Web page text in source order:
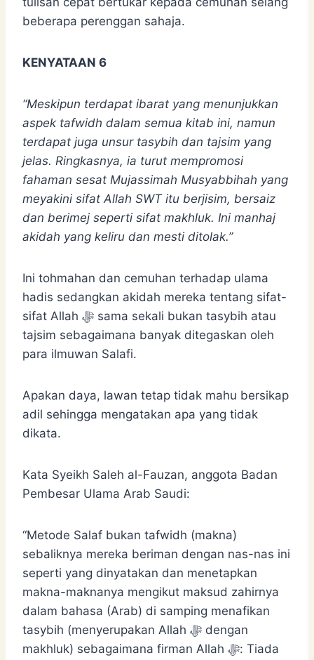
beberapa perenggan sahaja.
KENYATAAN 6
“Meskipun terdapat ibarat yang menunjukkan
aspek tafwidh dalam semua kitab ini, namun
terdapat juga unsur tasybih dan tajsim yang
jelas. Ringkasnya, ia turut mempromosi
fahaman sesat Mujassimah Musyabbihah yang
meyakini sifat Allah SWT itu berjisim, bersaiz
dan berimej seperti sifat makhluk. Ini manhaj
akidah yang keliru dan mesti ditolak.”
Ini tohmahan dan cemuhan terhadap ulama
hadis sedangkan akidah mereka tentang sifat-
sifat Allah ﷻ sama sekali bukan tasybih atau
tajsim sebagaimana banyak ditegaskan oleh
para ilmuwan Salafi.
Apakan daya, lawan tetap tidak mahu bersikap
adil sehingga mengatakan apa yang tidak
dikata.
Kata Syeikh Saleh al-Fauzan, anggota Badan
Pembesar Ulama Arab Saudi:
“Metode Salaf bukan tafwidh (makna)
sebaliknya mereka beriman dengan nas-nas ini
seperti yang dinyatakan dan menetapkan
makna-maknanya mengikut maksud zahirnya
dalam bahasa (Arab) di samping menafikan
tasybih (menyerupakan Allah ﷻ dengan
makhluk) sebagaimana firman Allah ﷻ: Tiada